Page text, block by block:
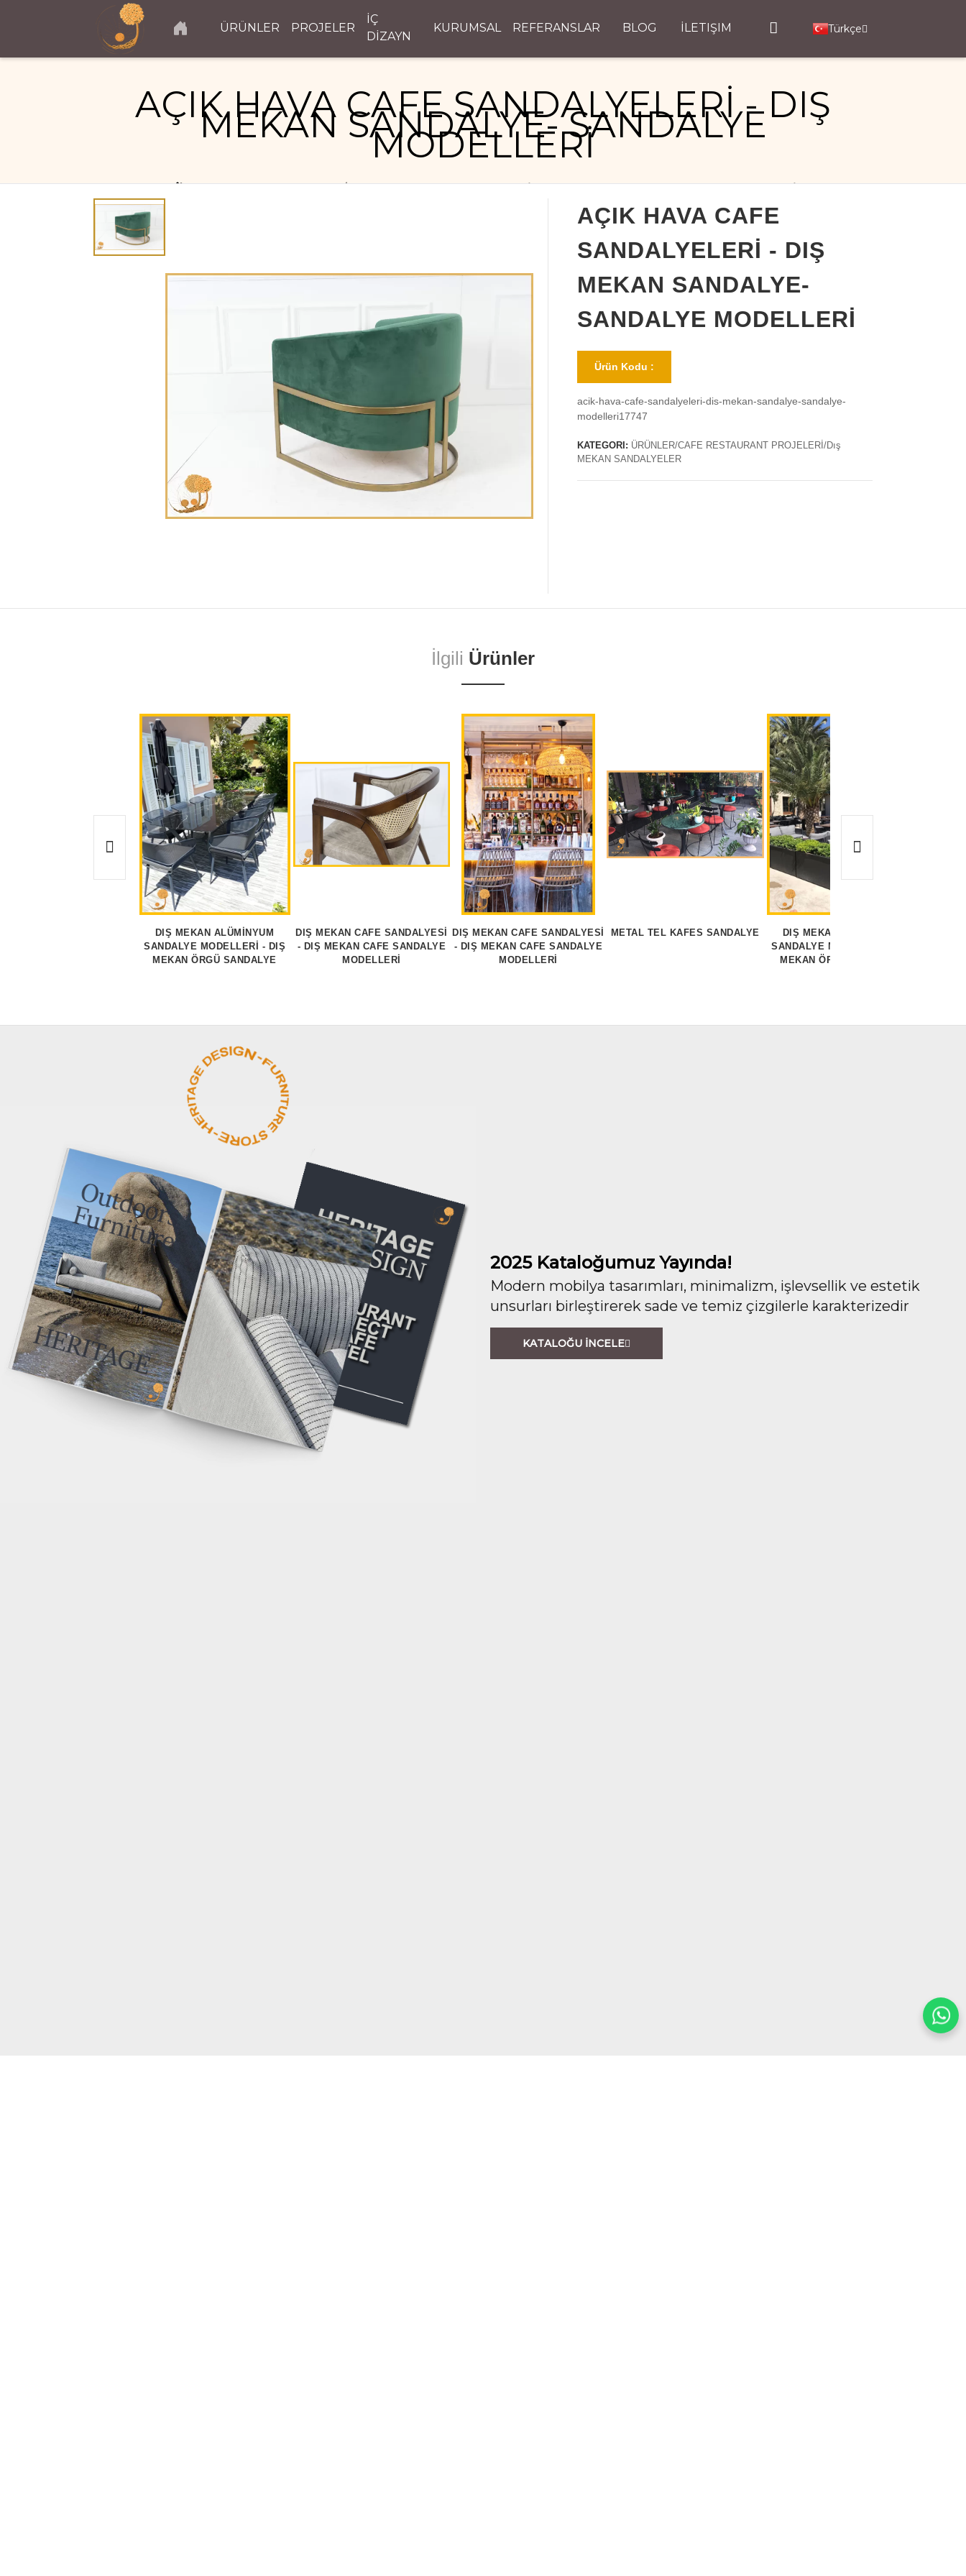
ÜRÜNLER PROJELER
İÇ
DİZAYN
KURUMSAL REFERANSLAR BLOG İLETIŞIM Türkçe
AÇIK HAVA CAFE SANDALYELERİ - DIŞ
MEKAN SANDALYE- SANDALYE
MODELLERİ
DIŞ MEKAN SANDALYELER AÇIK HAVA CAFE SANDALYELERİ - DIŞ MEKAN SANDALYE- SANDALYE MODELLERİ
AÇIK HAVA CAFE
SANDALYELERİ - DIŞ
MEKAN SANDALYE-
SANDALYE MODELLERİ
Ürün Kodu :
acik-hava-cafe-sandalyeleri-dis-mekan-sandalye-sandalye-
modelleri17747
KATEGORI: ÜRÜNLER/CAFE RESTAURANT PROJELERİ/Dış
MEKAN SANDALYELER
İlgili Ürünler
DIŞ MEKAN ALÜMİNYUM
SANDALYE MODELLERİ - DIŞ
MEKAN ÖRGÜ SANDALYE
DIŞ MEKAN CAFE SANDALYESİ
- DIŞ MEKAN CAFE SANDALYE
MODELLERİ
DIŞ MEKAN CAFE SANDALYESİ
- DIŞ MEKAN CAFE SANDALYE
MODELLERİ
METAL TEL KAFES SANDALYE
DIŞ MEKAN ALÜMİNYUM
SANDALYE MODELLERİ - DIŞ
MEKAN ÖRGÜ SANDALYE
2025 Kataloğumuz Yayında!
Modern mobilya tasarımları, minimalizm, işlevsellik ve estetik
unsurları birleştirerek sade ve temiz çizgilerle karakterizedir
KATALOĞU İNCELE